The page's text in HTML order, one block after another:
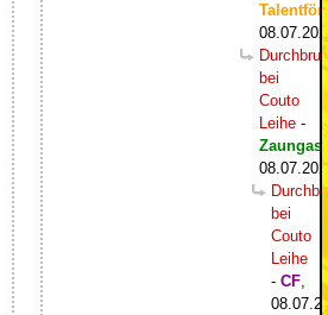
bei
Couto
Leihe -
Zaungast
bei
Couto
Leihe
- CF